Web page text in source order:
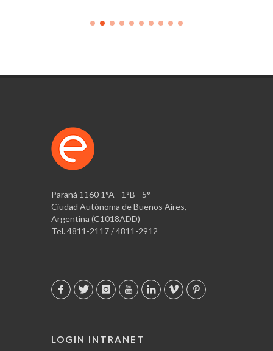
Paraná 1160 1°A - 1°B - 5°
Ciudad Autónoma de Buenos Aires,
Argentina (C1018ADD)
Tel. 4811-2117 / 4811-2912
LOGIN INTRANET